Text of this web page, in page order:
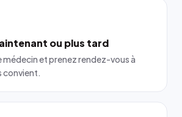
ou plus tard
médecin et prenez rendez-vous à
convient.